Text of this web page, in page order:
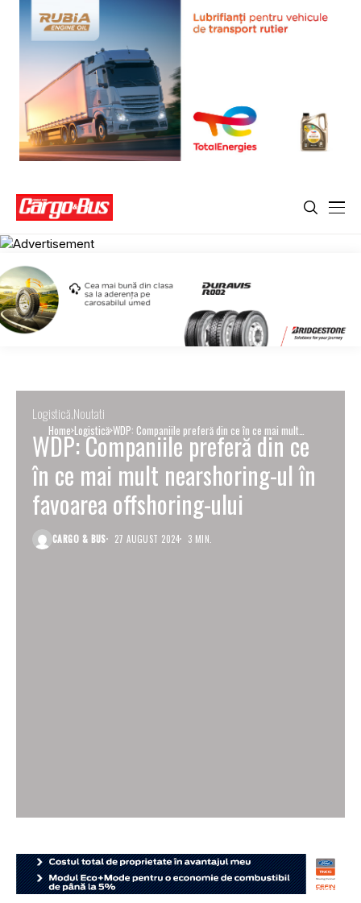
Home Logistică WDP: Companiile preferă din ce în ce mai mult
nearshoring-ul în favoarea offshoring-ului
Logistică Noutati
WDP: Companiile preferă din ce
în ce mai mult nearshoring-ul în
favoarea offshoring-ului
CARGO & BUS 27 AUGUST 2024 3 MIN.